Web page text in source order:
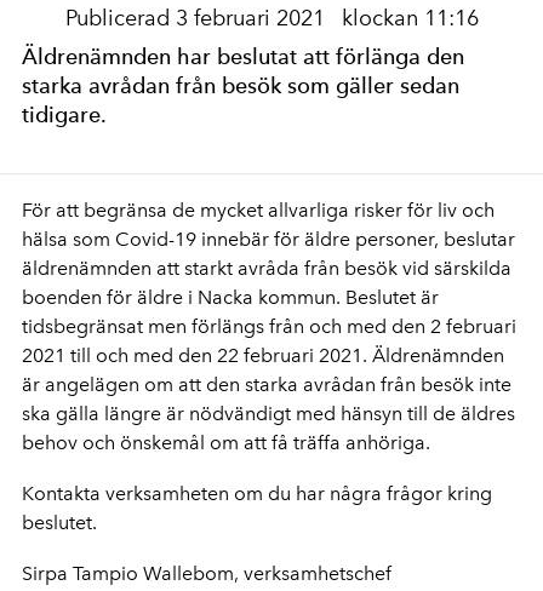
Publicerad 3 februari 2021 klockan 11:16
Äldrenämnden har beslutat att förlänga den
starka avrådan från besök som gäller sedan
tidigare.
För att begränsa de mycket allvarliga risker för liv och
hälsa som Covid-19 innebär för äldre personer, beslutar
äldrenämnden att starkt avråda från besök vid särskilda
boenden för äldre i Nacka kommun. Beslutet är
tidsbegränsat men förlängs från och med den 2 februari
2021 till och med den 22 februari 2021. Äldrenämnden
är angelägen om att den starka avrådan från besök inte
ska gälla längre är nödvändigt med hänsyn till de äldres
behov och önskemål om att få träffa anhöriga.
Kontakta verksamheten om du har några frågor kring
beslutet.
Sirpa Tampio Wallebom, verksamhetschef